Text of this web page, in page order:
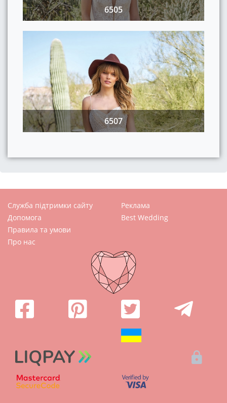
6505
6507
Служба підтримки сайту
Допомога
Правила та умови
Про нас
Реклама
Best Wedding